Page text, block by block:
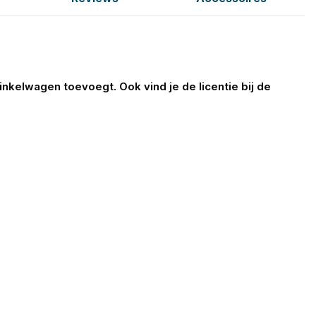
toevoegt. Ook vind je de licentie bij de